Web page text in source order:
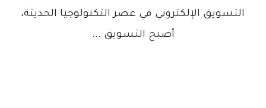
التسويق الإلكتروني في عصر التكنولوجيا الحديثة،
أصبح التسويق ...